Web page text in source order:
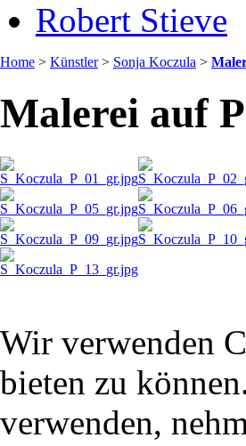
Robert Stieve
Home > Künstler > Sonja Koczula >
Malerei auf
Wir verwenden
bieten zu
verwenden,